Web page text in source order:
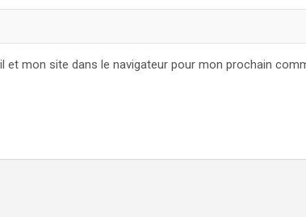
et mon site dans le navigateur pour mon prochain